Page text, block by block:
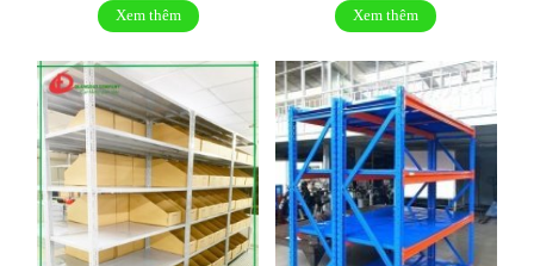
Xem thêm Xem thêm